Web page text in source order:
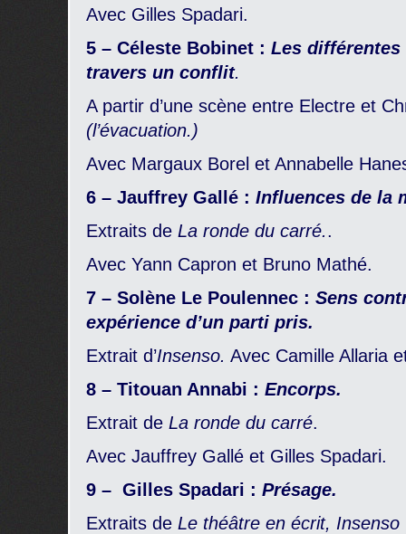
Avec Gilles Spadari.
5 – Céleste Bobinet : Les
travers un conflit.
A partir d’une scène entre Electre et
(l’évacuation.)
Avec Margaux Borel et Annabelle
6 – Jauffrey Gallé : Influences de la
Extraits de La ronde du carré..
Avec Yann Capron et Bruno Mathé.
7 – Solène Le Poulennec : Sens
expérience d’un parti pris.
Extrait d’Insenso. Avec Camille Allaria
8 – Titouan Annabi : Encorps.
Extrait de La ronde du carré.
Avec Jauffrey Gallé et Gilles Spadari.
9 – Gilles Spadari : Présage.
Extraits de Le théâtre en écrit, Insenso